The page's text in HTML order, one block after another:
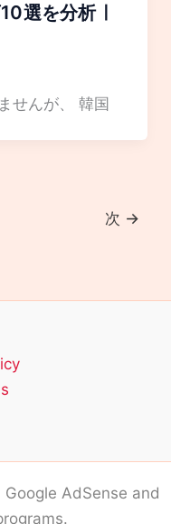
選を分析ㅣ
せんが、 韓国
次 →
AdSense and